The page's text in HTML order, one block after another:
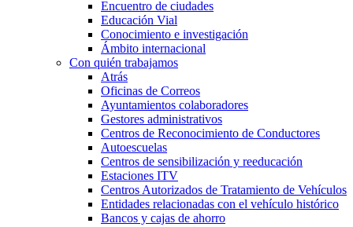
Encuentro de ciudades
Educación Vial
Conocimiento e investigación
Ámbito internacional
Con quién trabajamos
Atrás
Oficinas de Correos
Ayuntamientos colaboradores
Gestores administrativos
Centros de Reconocimiento de Conductores
Autoescuelas
Centros de sensibilización y reeducación
Estaciones ITV
Centros Autorizados de Tratamiento de Vehículos
Entidades relacionadas con el vehículo histórico
Bancos y cajas de ahorro